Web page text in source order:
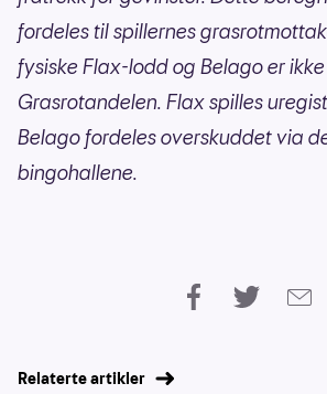
fordeles til spillernes
fysiske Flax-lodd og Belago er
Grasrotandelen. Flax spilles
Belago fordeles overskuddet via
bingohallene.
Relaterte artikler